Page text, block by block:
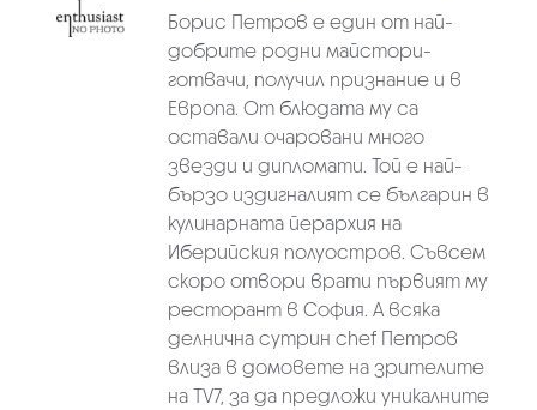
Борис Петров е един от най-
добрите родни майстори-
готвачи, получил признание и в
Европа. От блюдата му са
оставали очаровани много
звезди и дипломати. Той е най-
бързо издигналият се българин в
кулинарната йерархия на
Иберийския полуостров. Съвсем
скоро отвори врати първият му
ресторант в София. А всяка
делнична сутрин chef Петров
влиза в домовете на зрителите
на TV7, за да предложи уникалните